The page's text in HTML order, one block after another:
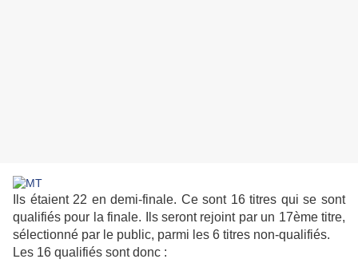
Ils étaient 22 en demi-finale. Ce sont 16 titres qui se sont
qualifiés pour la finale. Ils seront rejoint par un 17ème titre,
sélectionné par le public, parmi les 6 titres non-qualifiés.
Les 16 qualifiés sont donc :